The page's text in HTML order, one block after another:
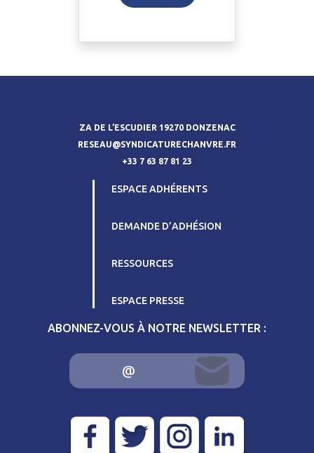
ZA DE L’ESCUDIER 19270 DONZENAC
RESEAU@SYNDICATURECHANVRE.FR
+33 7 63 87 81 23
ESPACE ADHÉRENTS
DEMANDE D’ADHÉSION
RESSOURCES
ESPACE PRESSE
ABONNEZ-VOUS À NOTRE NEWSLETTER :